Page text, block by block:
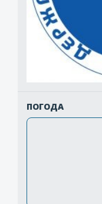
ПОГОДА